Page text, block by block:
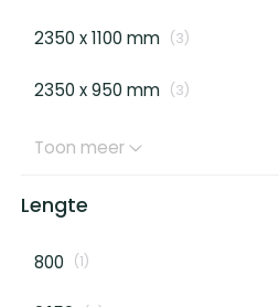
2350 x 1100 mm (3)
2350 x 950 mm (3)
Toon meer
Lengte
800 (1)